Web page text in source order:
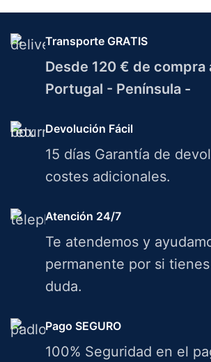
Transporte GRATIS
Desde 120 € de compra
Portugal - Península -
Devolución Fácil
15 días Garantía de
costes adicionales.
Atención 24/7
Te atendemos y
permanente por si
duda.
Pago SEGURO
100% Seguridad en el